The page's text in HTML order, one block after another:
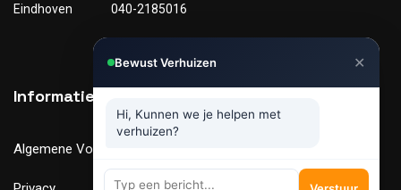
Eindhoven
040-2185016
Informatie
Algemene Voorwaarden
Bewust Verhuizen ✕
Hi, Kunnen we je helpen met
verhuizen?